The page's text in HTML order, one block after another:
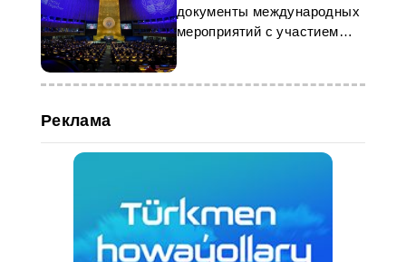
документы международных
мероприятий с участием
Туркменистана
Реклама